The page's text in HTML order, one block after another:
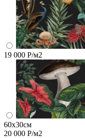
19 000 Р/м2
60x30см
20 000 Р/м2